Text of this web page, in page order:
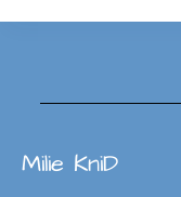
Milie KniD